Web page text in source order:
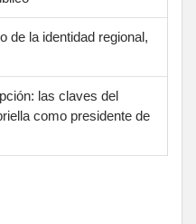
de la identidad regional,
las claves del
como presidente de